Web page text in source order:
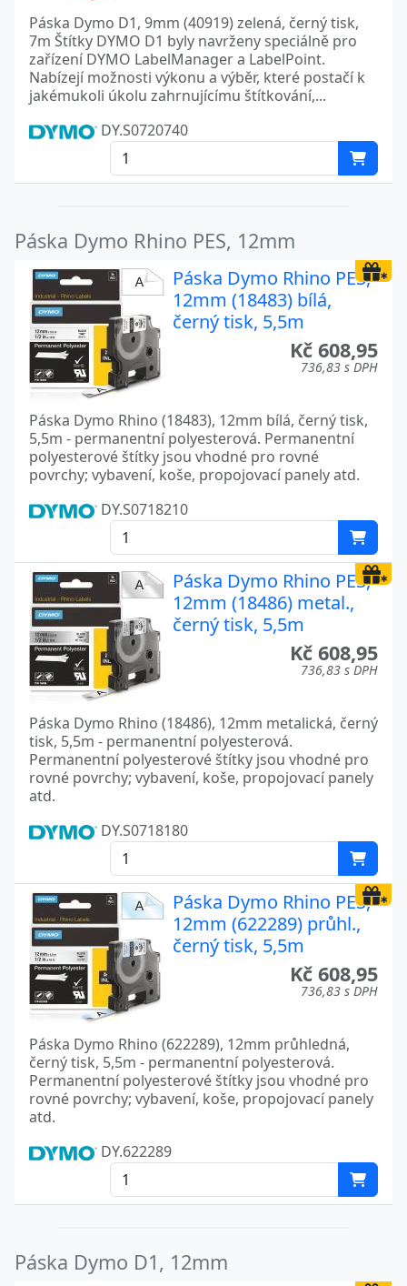
Páska Dymo D1, 9mm (40919) zelená, černý tisk,
7m Štítky DYMO D1 byly navrženy speciálně pro
zařízení DYMO LabelManager a LabelPoint.
Nabízejí možnosti výkonu a výběr, které postačí k
jakémukoli úkolu zahrnujícímu štítkování,...
DY.S0720740
Páska Dymo Rhino PES, 12mm
Páska Dymo Rhino PES,
12mm (18483) bílá,
černý tisk, 5,5m
Kč 608,95
736,83 s DPH
Páska Dymo Rhino (18483), 12mm bílá, černý tisk,
5,5m - permanentní polyesterová. Permanentní
polyesterové štítky jsou vhodné pro rovné
povrchy; vybavení, koše, propojovací panely atd.
DY.S0718210
Páska Dymo Rhino PES,
12mm (18486) metal.,
černý tisk, 5,5m
Kč 608,95
736,83 s DPH
Páska Dymo Rhino (18486), 12mm metalická, černý
tisk, 5,5m - permanentní polyesterová.
Permanentní polyesterové štítky jsou vhodné pro
rovné povrchy; vybavení, koše, propojovací panely
atd.
DY.S0718180
Páska Dymo Rhino PES,
12mm (622289) průhl.,
černý tisk, 5,5m
Kč 608,95
736,83 s DPH
Páska Dymo Rhino (622289), 12mm průhledná,
černý tisk, 5,5m - permanentní polyesterová.
Permanentní polyesterové štítky jsou vhodné pro
rovné povrchy; vybavení, koše, propojovací panely
atd.
DY.622289
Páska Dymo D1, 12mm